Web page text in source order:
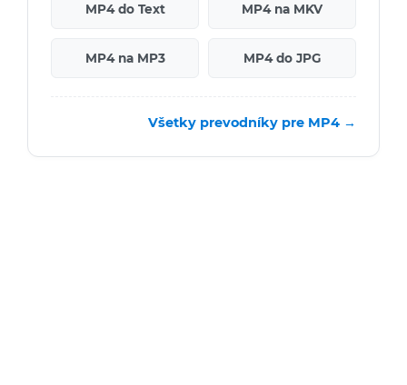
MP4 do Text MP4 na MKV
MP4 na MP3 MP4 do JPG
Všetky prevodníky pre MP4 →